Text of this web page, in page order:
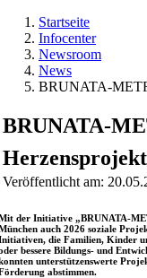
Startseite
Infocenter
Newsroom
News
BRUNATA-
BRUNATA-
Veröffentlicht am:
der Initiative „BRUNATA-
auch 2026 soziale
die Familien, Kinder
bessere Bildungs- und
unterstützenswerte
abstimmen.